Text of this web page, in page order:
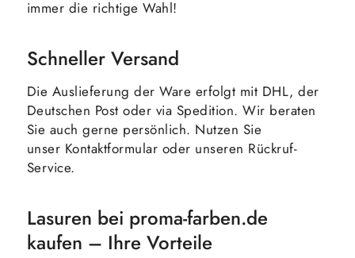
immer die richtige Wahl!
Schneller Versand
Die Auslieferung der Ware erfolgt mit DHL, der
Deutschen Post oder via Spedition. Wir beraten
Sie auch gerne persönlich. Nutzen Sie
unser Kontaktformular oder unseren Rückruf-
Service.
Lasuren bei proma-farben.de
kaufen – Ihre Vorteile